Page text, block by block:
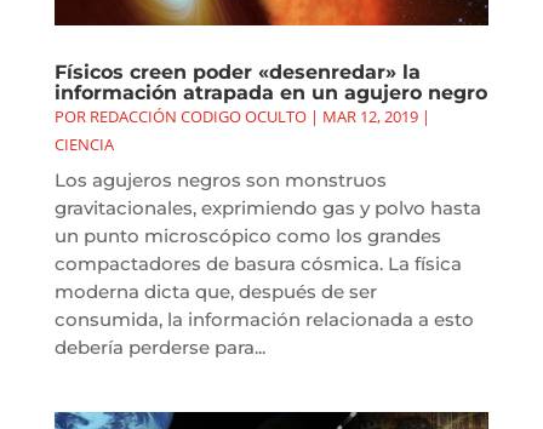
Físicos creen poder «desenredar» la
información atrapada en un agujero negro
POR REDACCIÓN CODIGO OCULTO| MAR 12, 2019|
CIENCIA
Los agujeros negros son monstruos
gravitacionales, exprimiendo gas y polvo hasta
un punto microscópico como los grandes
compactadores de basura cósmica. La física
moderna dicta que, después de ser
consumida, la información relacionada a esto
debería perderse para...